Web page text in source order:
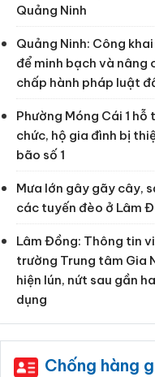
Quảng Ninh
Quảng Ninh: Công
để minh bạch và nâng
chấp hành pháp luật
Phường Móng Cái 1
chức, hộ gia đình bị
bão số 1
Mưa lớn gây gãy cây,
các tuyến đèo ở Lâm
Lâm Đồng: Thông tin
trường Trung tâm Gia
hiện lún, nứt sau gần
dụng
Chống hàng